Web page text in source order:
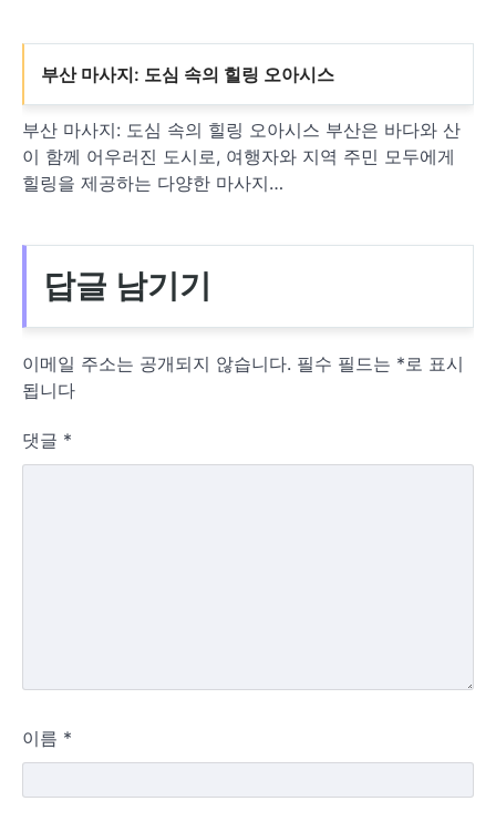
부산 마사지: 도심 속의 힐링 오아시스
부산 마사지: 도심 속의 힐링 오아시스 부산은 바다와 산
이 함께 어우러진 도시로, 여행자와 지역 주민 모두에게
힐링을 제공하는 다양한 마사지…
답글 남기기
이메일 주소는 공개되지 않습니다. 필수 필드는 * 로 표시
됩니다
댓글 *
이름 *